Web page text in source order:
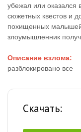
убежал или оказался
сюжетных квестов и
похищенных малышей
злоумышленник
Описание взлома:
разблокировано все
Скачать: